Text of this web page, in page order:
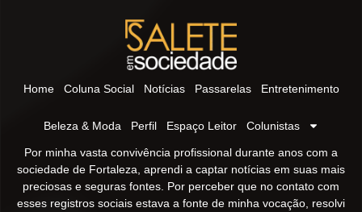
Home Coluna Social Notícias Passarelas Entretenimento
Beleza & Moda Perfil Espaço Leitor Colunistas
Por minha vasta convivência profissional durante anos com a
sociedade de Fortaleza, aprendi a captar notícias em suas mais
preciosas e seguras fontes. Por perceber que no contato com
esses registros sociais estava a fonte de minha vocação, resolvi